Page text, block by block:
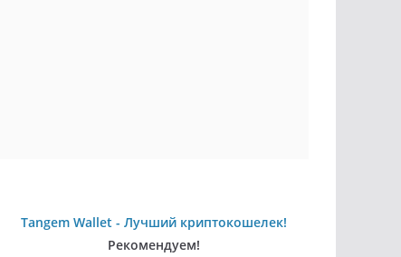
Tangem Wallet - Лучший криптокошелек!
Рекомендуем!